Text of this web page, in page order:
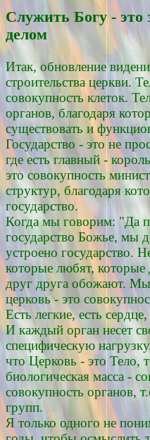
Служить Богу -
делом
Итак, обновление
строительства церкви.
совокупность клеток.
органов, благодаря
существовать и
Государство - это не
где есть главный -
это совокупность
структур, благодаря
государство.
Когда мы говорим: "Да
государство Божье, мы
устроено государство.
которые любят, которые
друг друга обожают.
церковь - это
Есть легкие, есть
И каждый орган несет
специфическую
что Церковь - это Тело,
биологическая масса -
совокупность органов,
групп.
Я только одного не